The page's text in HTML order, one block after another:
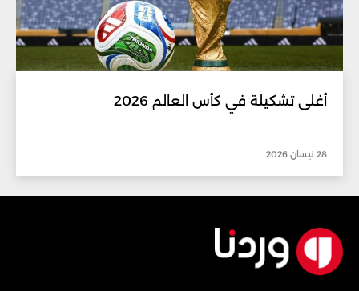
أغلى تشكيلة في كأس العالم 2026
28 نيسان 2026